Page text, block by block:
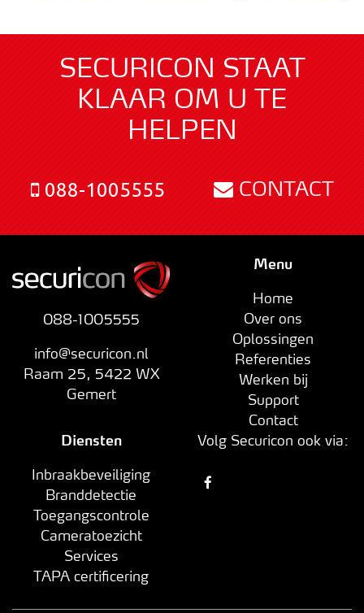
SECURICON STAAT
KLAAR OM U TE
HELPEN
088-1005555 CONTACT
088-1005555
info@securicon.nl
Raam 25, 5422 WX
Gemert
Menu
Home
Over ons
Oplossingen
Referenties
Werken bij
Support
Contact
Diensten
Inbraakbeveiliging
Branddetectie
Toegangscontrole
Cameratoezicht
Services
TAPA certificering
Volg Securicon ook via: